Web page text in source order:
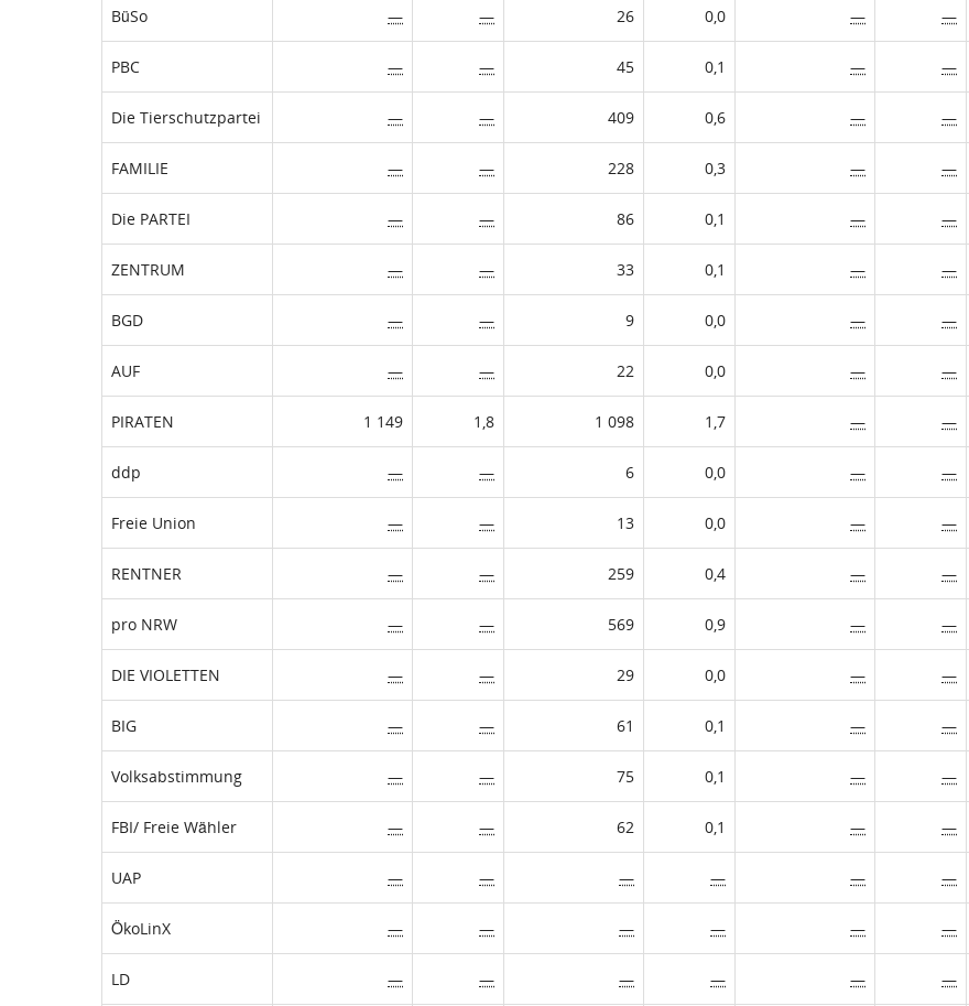
BüSo — — 26 0,0 — —
PBC — — 45 0,1 — —
Die Tierschutzpartei — — 409 0,6 — —
FAMILIE — — 228 0,3 — —
Die PARTEI — — 86 0,1 — —
ZENTRUM — — 33 0,1 — —
BGD — — 9 0,0 — —
AUF — — 22 0,0 — —
PIRATEN 1 149 1,8 1 098 1,7 — —
ddp — — 6 0,0 — —
Freie Union — — 13 0,0 — —
RENTNER — — 259 0,4 — —
pro NRW — — 569 0,9 — —
DIE VIOLETTEN — — 29 0,0 — —
BIG — — 61 0,1 — —
Volksabstimmung — — 75 0,1 — —
FBI/ Freie Wähler — — 62 0,1 — —
UAP — — — — — —
ÖkoLinX — — — — — —
LD — — — — — —